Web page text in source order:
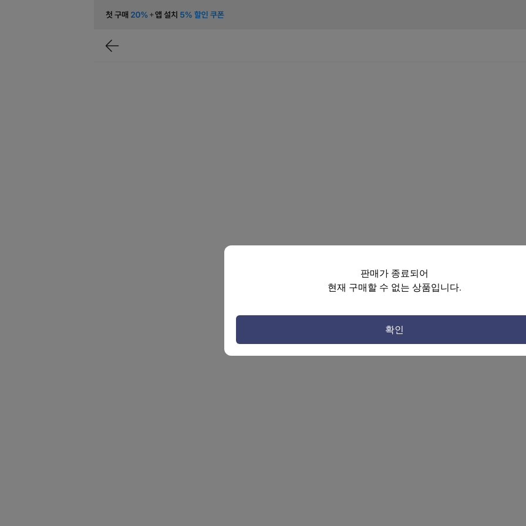
판매가 종료되어
현재 구매할 수 없는 상품입니다.
확인